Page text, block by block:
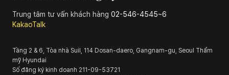
Trung tâm tư vấn khách hàng 02-546-4545~6
KakaoTalk
Tầng 2 & 6, Tòa nhà Suil, 114 Dosan-daero, Gangnam-gu, Seoul Thẩm
mỹ Hyundai
Số đăng ký kinh doanh 211-09-53721